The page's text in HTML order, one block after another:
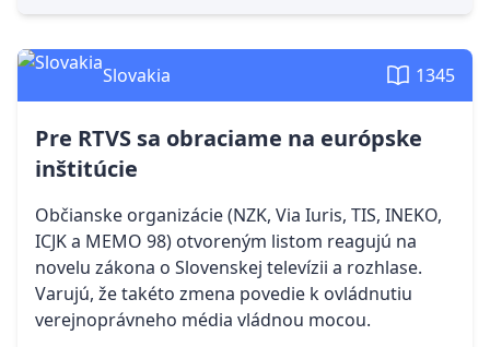
Slovakia 1345
Pre RTVS sa obraciame na európske
inštitúcie
Občianske organizácie (NZK, Via Iuris, TIS, INEKO,
ICJK a MEMO 98) otvoreným listom reagujú na
novelu zákona o Slovenskej televízii a rozhlase.
Varujú, že takéto zmena povedie k ovládnutiu
verejnoprávneho média vládnou mocou.